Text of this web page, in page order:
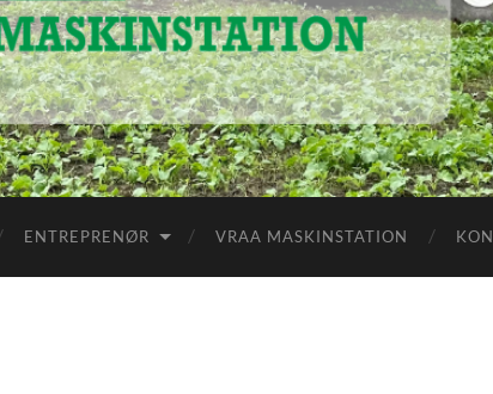
www.vraa-
maskinstation.dk
ENTREPRENØR VRAA MASKINSTATION